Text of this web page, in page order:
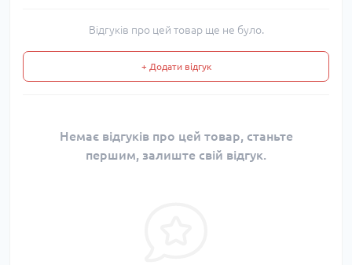
Відгуків про цей товар ще не було.
+ Додати відгук
Немає відгуків про цей товар, станьте
першим, залиште свій відгук.